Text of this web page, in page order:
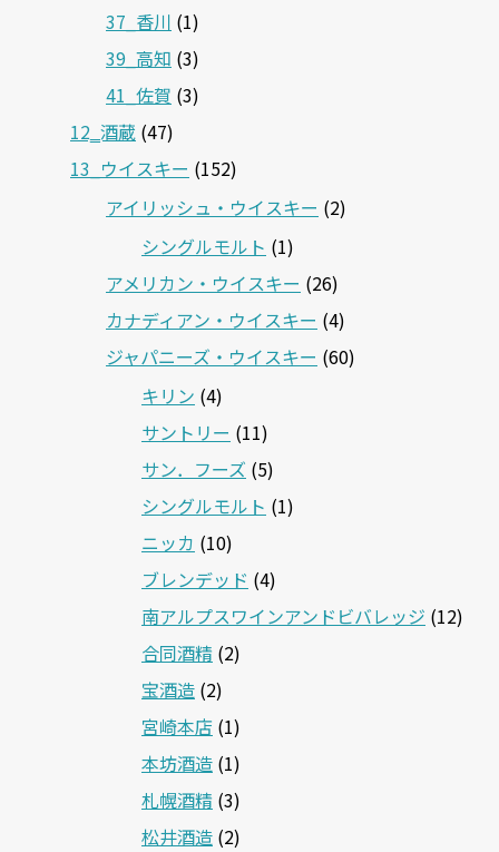
37_香川 (1)
39_高知 (3)
41_佐賀 (3)
12‗酒蔵 (47)
13_ウイスキー (152)
アイリッシュ・ウイスキー (2)
シングルモルト (1)
アメリカン・ウイスキー (26)
カナディアン・ウイスキー (4)
ジャパニーズ・ウイスキー (60)
キリン (4)
サントリー (11)
サン．フーズ (5)
シングルモルト (1)
ニッカ (10)
ブレンデッド (4)
南アルプスワインアンドビバレッジ (12)
合同酒精 (2)
宝酒造 (2)
宮崎本店 (1)
本坊酒造 (1)
札幌酒精 (3)
松井酒造 (2)